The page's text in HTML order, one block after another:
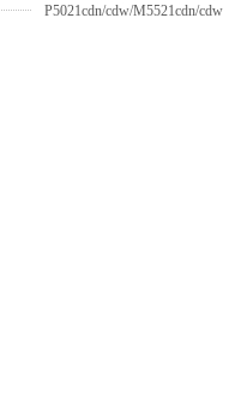
P5021cdn/cdw/M5521cdn/cdw